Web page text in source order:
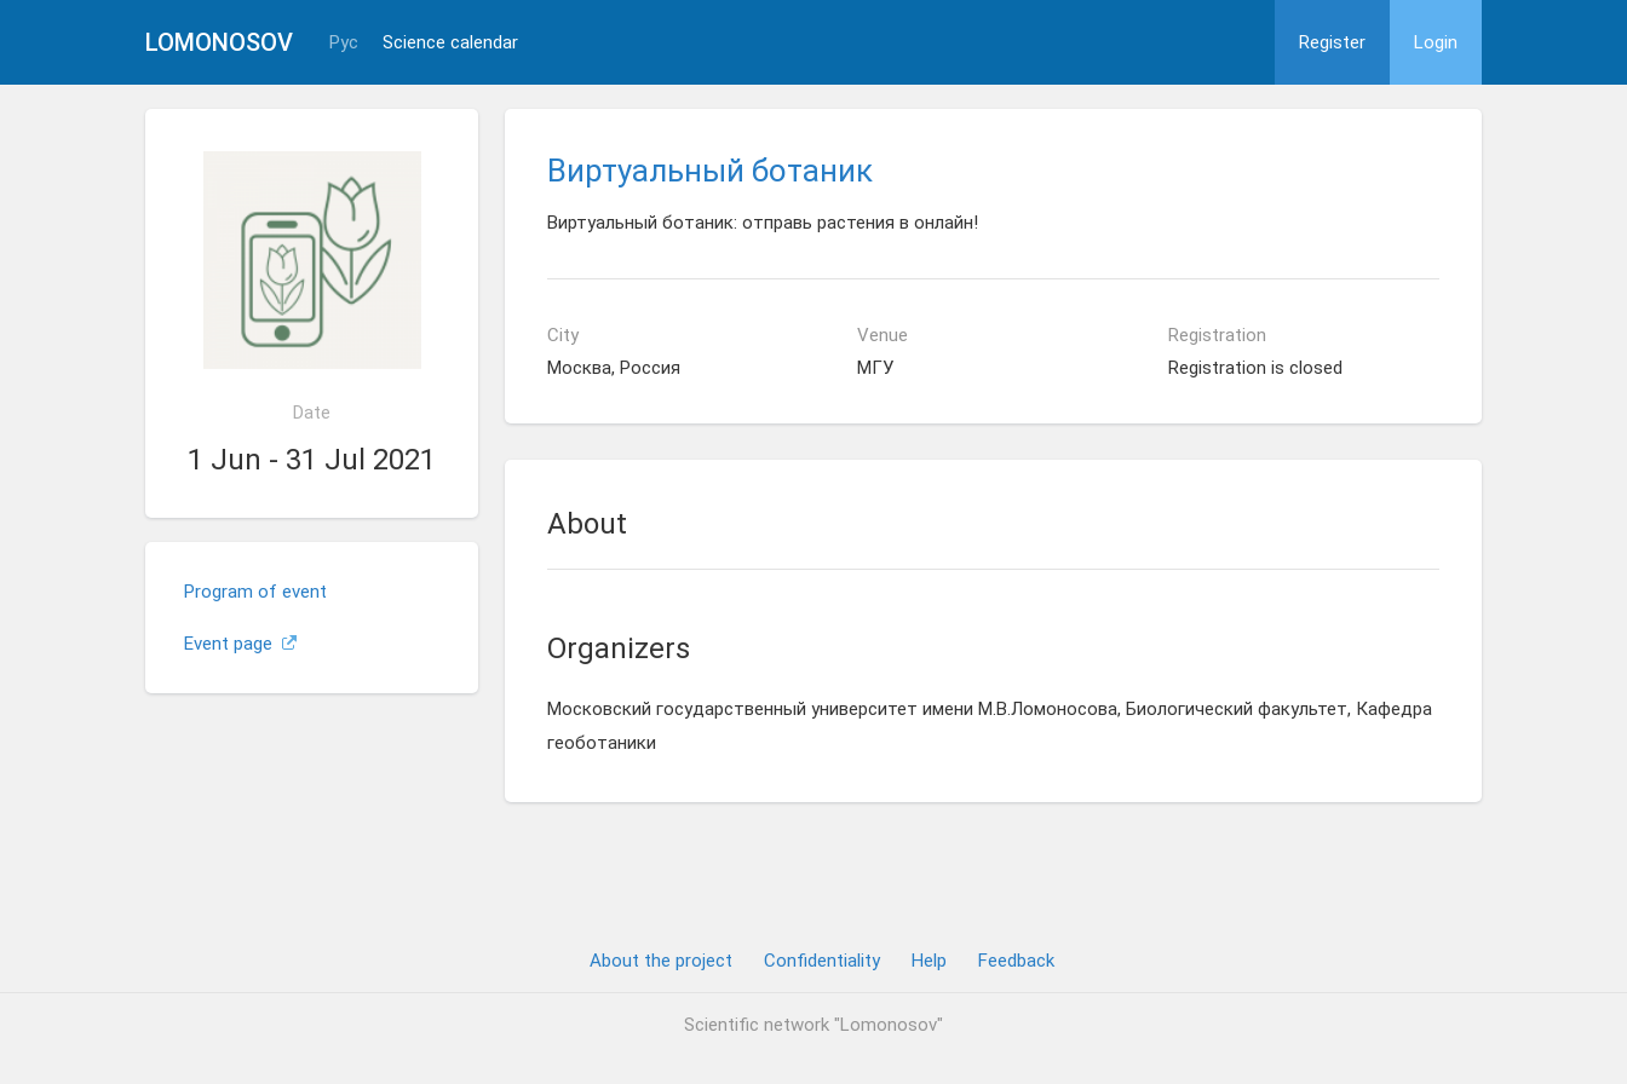
LOMONOSOV Рус Science calendar Register Login
Date
1 Jun - 31 Jul 2021
Program of event
Event page
Виртуальный ботаник
Виртуальный ботаник: отправь растения в онлайн!
City
Москва, Россия
Venue
МГУ
Registration
Registration is closed
About
Organizers
Московский государственный университет имени М.В.Ломоносова, Биологический факультет, Кафедра
геоботаники
About the project Confidentiality Help Feedback
Scientific network "Lomonosov"